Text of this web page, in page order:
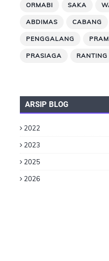
ORMABI SAKA
ABDIMAS CABANG
PENGGALANG
PRASIAGA RANTING
ARSIP BLOG
2022
2023
2025
2026